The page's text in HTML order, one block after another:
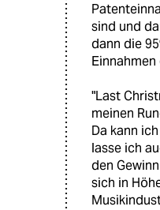
sind und
dann die
"Last
meinen
Da kann
lasse ich
den
sich in